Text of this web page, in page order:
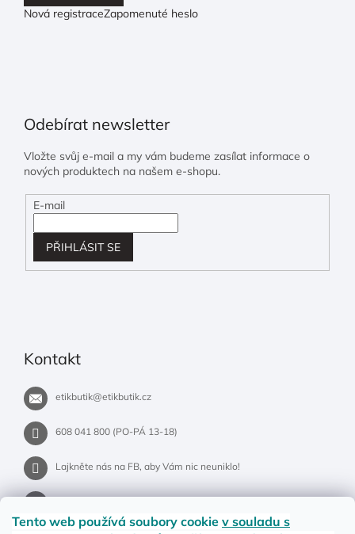
Tento web používá soubory cookie v souladu s
Nová registraceZapomenuté heslo
Odebírat newsletter
Vložte svůj e-mail a my vám budeme zasílat informace o
nových produktech na našem e-shopu.
E-mail
PŘIHLÁSIT SE
Kontakt
etikbutik@etikbutik.cz
608 041 800 (PO-PÁ 13-18)
Lajkněte nás na FB, aby Vám nic neuniklo!